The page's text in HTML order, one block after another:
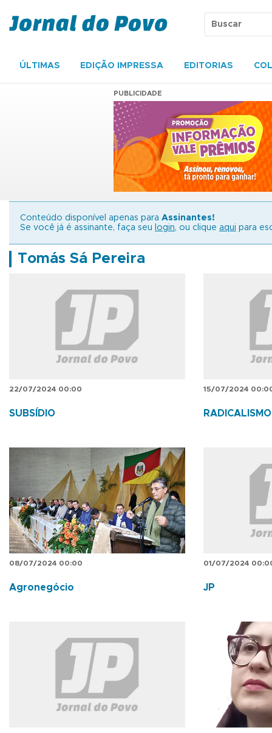
ÚLTIMAS EDIÇÃO IMPRESSA EDITORIAS
PUBLICIDADE
Conteúdo disponível apenas para Assinantes!
Se você já é assinante, faça seu
login, ou clique aqui para
Tomás Sá Pereira
22/07/2024 00:00
SUBSÍDIO
15/07/2024
RADICALISMO
08/07/2024 00:00
Agronegócio
01/07/2024
JP